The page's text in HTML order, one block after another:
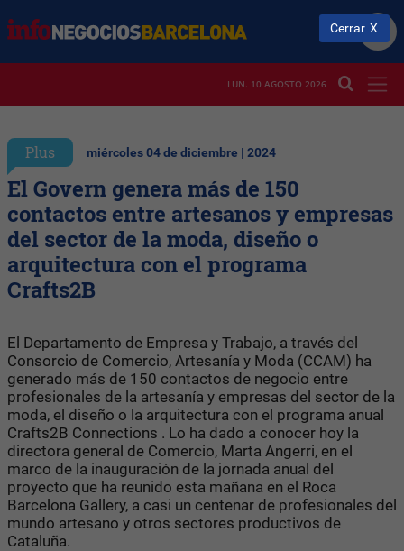
LUN. 10 AGOSTO 2026
Plus miércoles 04 de diciembre | 2024
El Govern genera más de 150
contactos entre artesanos y empresas
del sector de la moda, diseño o
arquitectura con el programa
Crafts2B
El Departamento de Empresa y Trabajo, a través del
Consorcio de Comercio, Artesanía y Moda (CCAM) ha
generado más de 150 contactos de negocio entre
profesionales de la artesanía y empresas del sector de la
moda, el diseño o la arquitectura con el programa anual
Crafts2B Connections . Lo ha dado a conocer hoy la
directora general de Comercio, Marta Angerri, en el
marco de la inauguración de la jornada anual del
proyecto que ha reunido esta mañana en el Roca
Barcelona Gallery, a casi un centenar de profesionales del
mundo artesano y otros sectores productivos de
Cataluña.
Cerrar